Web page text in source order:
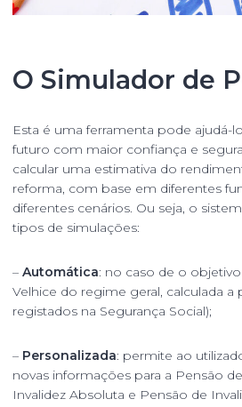
O Simulador de
Esta é uma ferramenta pode ajudá-
futuro com maior confiança e
calcular uma estimativa do
reforma, com base em diferentes
diferentes cenários. Ou seja, o
tipos de simulações:
– Automática: no caso de o
Velhice do regime geral, calculada a
registados na Segurança Social);
– Personalizada: permite ao
novas informações para a Pensão
Invalidez Absoluta e Pensão de